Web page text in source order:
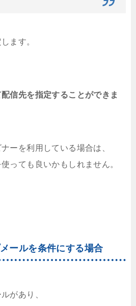
ます。
信先を指定することができま
ーを利用している場合は、
っても良いかもしれません。
ールを条件にする場合
があり、